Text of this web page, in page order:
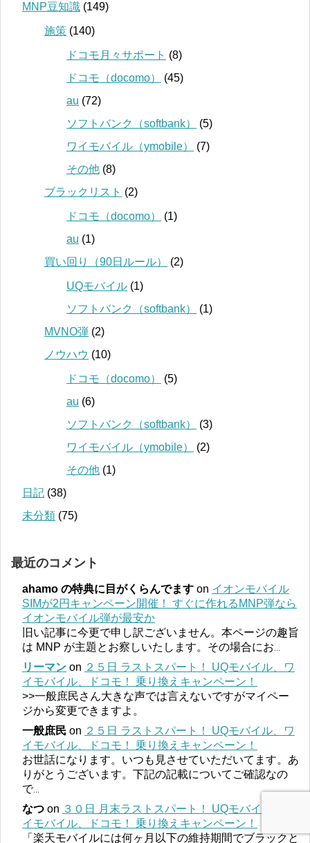
MNP豆知識 (149)
施策 (140)
ドコモ月々サポート (8)
ドコモ（docomo）
(45)
au (72)
ソフトバンク（softbank）
(5)
ワイモバイル（ymobile）
(7)
その他 (8)
ブラックリスト (2)
ドコモ（docomo）
(1)
au (1)
買い回り（90日ルール）
(2)
UQモバイル (1)
ソフトバンク（softbank）
(1)
MVNO弾 (2)
ノウハウ (10)
ドコモ（docomo）
(5)
au (6)
ソフトバンク（softbank）
(3)
ワイモバイル（ymobile）
(2)
その他 (1)
日記 (38)
未分類 (75)
最近のコメント
ahamo の特典に目がくらんでます on イオンモバイル
SIMが2円キャンペーン開催！ すぐに作れるMNP弾なら
イオンモバイル弾が最安か
旧い記事に今更で申し訳ございません。本ページの趣旨
は MNP が主題とお察しいたします。その場合にお
リーマン on ２５日 ラストスパート！ UQモバイル、ワ
イモバイル、ドコモ！ 乗り換えキャンペーン！
>>一般庶民さん大きな声では言えないですがマイペー
ジから変更できますよ。
一般庶民 on ２５日 ラストスパート！ UQモバイル、ワ
イモバイル、ドコモ！ 乗り換えキャンペーン！
お世話になります。いつも見させていただいてます。あ
りがとうございます。下記の記載についてご確認なの
で...
なつ on ３０日 月末ラストスパート！ UQモバイル、ワ
イモバイル、ドコモ！ 乗り換えキャンペーン！
「楽天モバイルには何ヶ月以下の維持期間でブラックと